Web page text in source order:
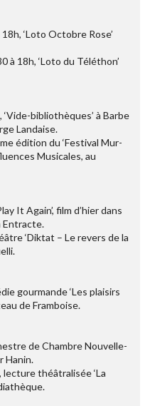
‘Loto Octobre Rose’
à 18h, ‘Loto du Téléthon’
bibliothèques’ à Barbe
Landaise.
édition du ‘Festival Mur-
Musicales, au
It Again’, film d’hier dans
Entracte.
‘Diktat – Le revers de la
gourmande ‘Les plaisirs
de Framboise.
de Chambre Nouvelle-
Hanin.
lecture théâtralisée ‘La